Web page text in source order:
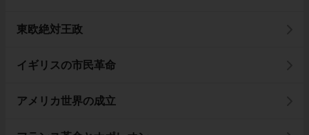
東欧絶対王政
イギリスの市民革命
アメリカ世界の成立